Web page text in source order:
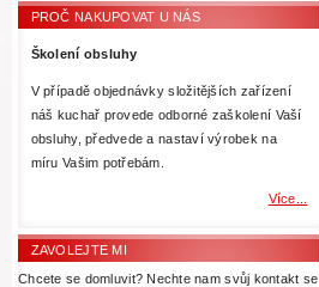
PROČ NAKUPOVAT U NÁS
Školení obsluhy
V případě objednávky složitějších zařízení
náš kuchař provede odborné zaškolení Vaší
obsluhy, předvede a nastaví výrobek na
míru Vašim potřebám.
Více...
ZAVOLEJTE MI
Chcete se domluvit? Nechte nam svůj kontakt se